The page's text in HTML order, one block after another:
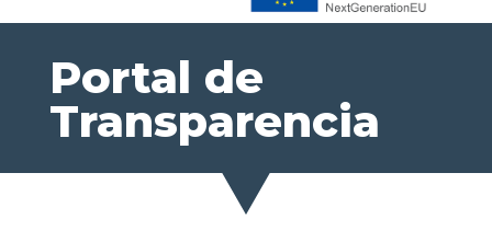
Portal de
Transparencia